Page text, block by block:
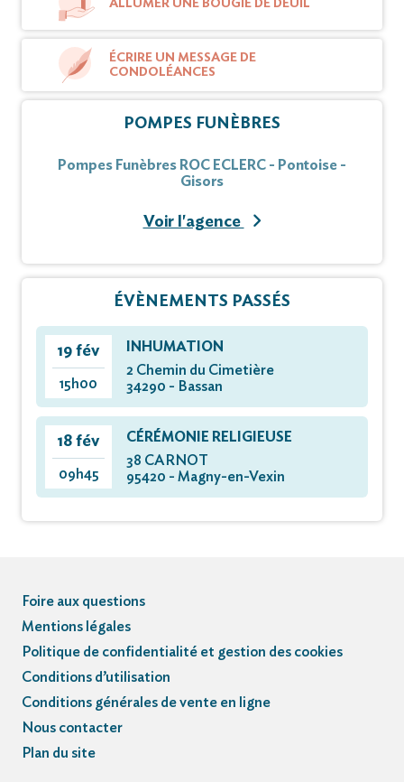
ALLUMER UNE BOUGIE DE DEUIL
ÉCRIRE UN MESSAGE DE
CONDOLÉANCES
POMPES FUNÈBRES
Pompes Funèbres ROC ECLERC - Pontoise -
Gisors
Voir l'agence
ÉVÈNEMENTS PASSÉS
19 fév
15h00
INHUMATION
2 Chemin du Cimetière
34290 - Bassan
18 fév
09h45
CÉRÉMONIE RELIGIEUSE
38 CARNOT
95420 - Magny-en-Vexin
Foire aux questions
Mentions légales
Politique de confidentialité et gestion des cookies
Conditions d’utilisation
Conditions générales de vente en ligne
Nous contacter
Plan du site